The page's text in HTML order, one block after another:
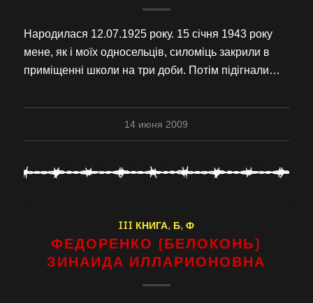
Народилася 12.07.1925 року. 15 січня 1943 року
мене, як і моїх односельців, силоміць закрили в
приміщенні школи на три доби. Потім підігнали…
14 июня 2009
III КНИГА, Б,Ф
ФЕДОРЕНКО (БЕЛОКОНЬ)
ЗИНАИДА ИЛЛАРИОНОВНА